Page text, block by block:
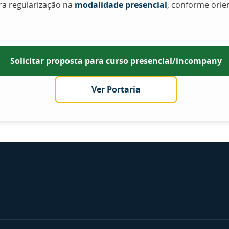
regularização na modalidade presencial, conforme
Solicitar proposta para curso presencial/incompany
Ver Portaria